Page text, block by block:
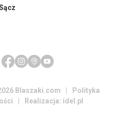
Blaszaki.com
Polityka
Realizacja: idel.pl